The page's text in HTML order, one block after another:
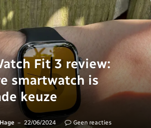
Fit 3 review:
smartwatch is
keuze
22/06/2024
Geen reacties